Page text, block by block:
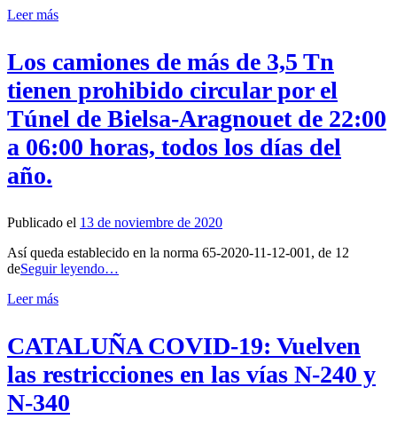
Leer más
Los camiones de más de 3,5 Tn
tienen prohibido circular por el
Túnel de Bielsa-Aragnouet de 22:00
a 06:00 horas, todos los días del
año.
Publicado el 13 de noviembre de 2020
Así queda establecido en la norma 65-2020-11-12-001, de 12
deSeguir leyendo…
Leer más
CATALUÑA COVID-19: Vuelven
las restricciones en las vías N-240 y
N-340